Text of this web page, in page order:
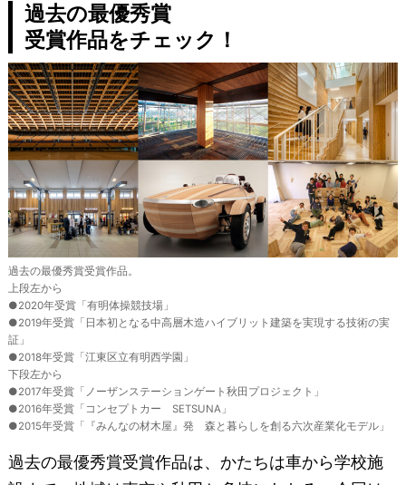
過去の最優秀賞
受賞作品をチェック！
過去の最優秀賞受賞作品。
上段左から
●2020年受賞「有明体操競技場」
●2019年受賞「日本初となる中高層木造ハイブリット建築を実現する技術の実
証」
●2018年受賞「江東区立有明西学園」
下段左から
●2017年受賞「ノーザンステーションゲート秋田プロジェクト」
●2016年受賞「コンセプトカー SETSUNA」
●2015年受賞「『みんなの材木屋』発 森と暮らしを創る六次産業化モデル」
過去の最優秀賞受賞作品は、かたちは車から学校施